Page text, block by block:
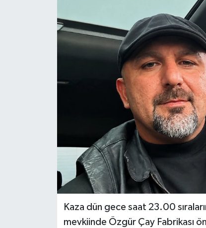
Kaza dün gece saat 23.00
mevkiinde Özgür Çay Fabrikası